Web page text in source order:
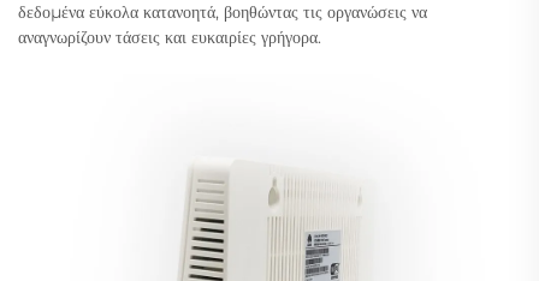
δεδομένα εύκολα κατανοητά, βοηθώντας τις οργανώσεις να
αναγνωρίζουν τάσεις και ευκαιρίες γρήγορα.